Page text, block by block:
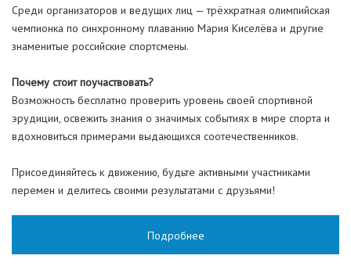
Среди организаторов и ведущих лиц — трёхкратная олимпийская
чемпионка по синхронному плаванию Мария Киселёва и другие
знаменитые российские спортсмены.
Почему стоит поучаствовать?
Возможность бесплатно проверить уровень своей спортивной
эрудиции, освежить знания о значимых событиях в мире спорта и
вдохновиться примерами выдающихся соотечественников.
Присоединяйтесь к движению, будьте активными участниками
перемен и делитесь своими результатами с друзьями!
Подробнее